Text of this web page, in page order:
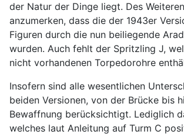
der Natur der Dinge liegt. Des
anzumerken, dass die der 1943er
Figuren durch die nun beiliegende
wurden. Auch fehlt der Spritzling J,
nicht vorhandenen Torpedorohre
Insofern sind alle wesentlichen
beiden Versionen, von der Brücke bis
Bewaffnung berücksichtigt. Lediglich
welches laut Anleitung auf Turm C